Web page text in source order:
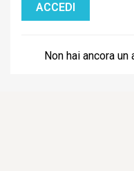
ACCEDI
Non hai ancora un